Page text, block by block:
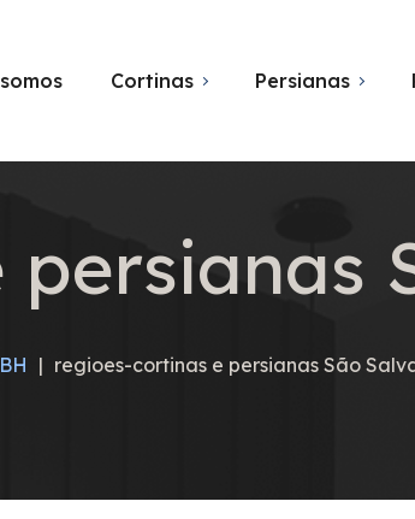
Cortinas Persianas
| regioes-cortinas e persianas São